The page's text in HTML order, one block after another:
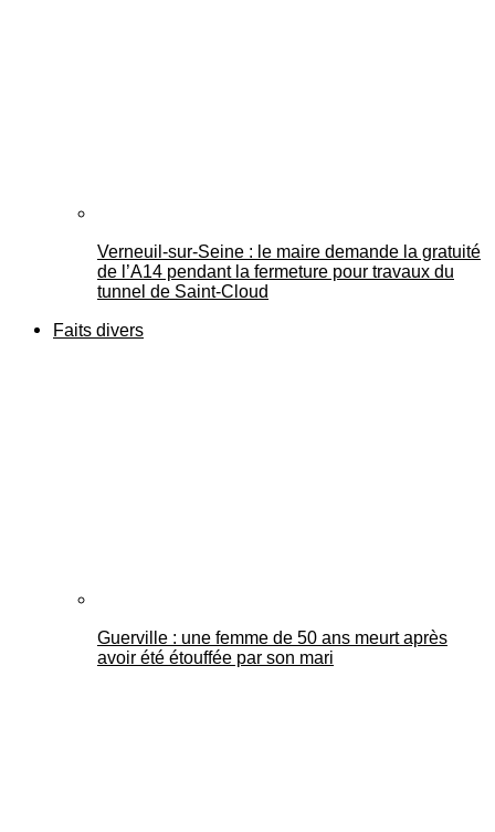
Verneuil-sur-Seine : le maire demande la gratuité
de l’A14 pendant la fermeture pour travaux du
tunnel de Saint-Cloud
Faits divers
Guerville : une femme de 50 ans meurt après
avoir été étouffée par son mari